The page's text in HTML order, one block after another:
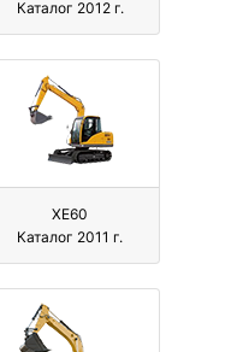
Каталог 2012 г.
XE60
Каталог 2011 г.